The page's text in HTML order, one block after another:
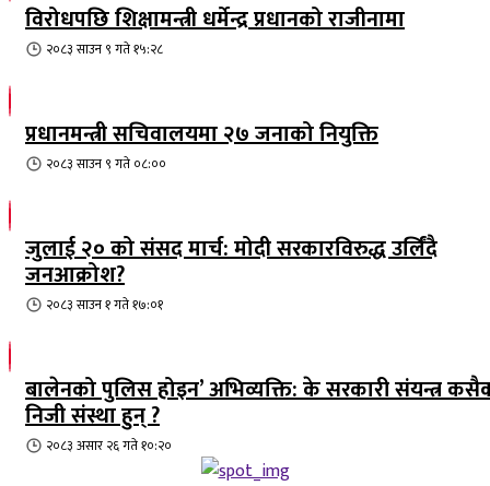
विरोधपछि शिक्षामन्त्री धर्मेन्द्र प्रधानको राजीनामा
२०८३ साउन ९ गते १५:२८
प्रधानमन्त्री सचिवालयमा २७ जनाको नियुक्ति
२०८३ साउन ९ गते ०८:००
जुलाई २० को संसद मार्च: मोदी सरकारविरुद्ध उर्लिंदै
जनआक्रोश?
२०८३ साउन १ गते १७:०१
बालेनको पुलिस होइन’ अभिव्यक्ति: के सरकारी संयन्त्र
निजी संस्था हुन् ?
२०८३ असार २६ गते १०:२०